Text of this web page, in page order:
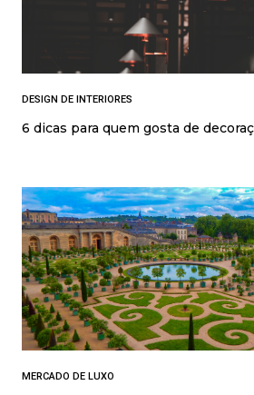
DESIGN DE INTERIORES
6 dicas para quem gosta de
MERCADO DE LUXO